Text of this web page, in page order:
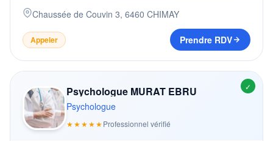
Chaussée de Couvin 3, 6460 CHIMAY
Appeler Prendre RDV
✓
Psychologue MURAT EBRU
Psychologue
★★★★★Professionnel vérifié